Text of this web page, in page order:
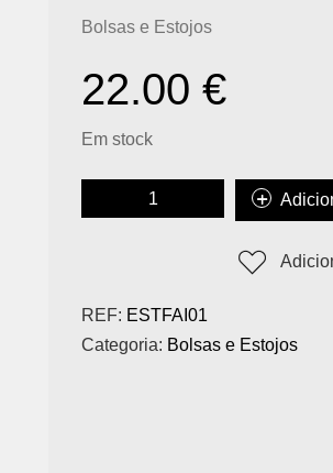
Bolsas e Estojos
22.00 €
Em stock
REF: ESTFAI01
Categoria: Bolsas e Estojos